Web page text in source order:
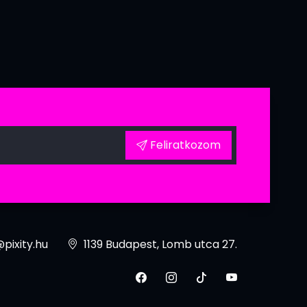
Feliratkozom
1139 Budapest, Lomb utca 27.